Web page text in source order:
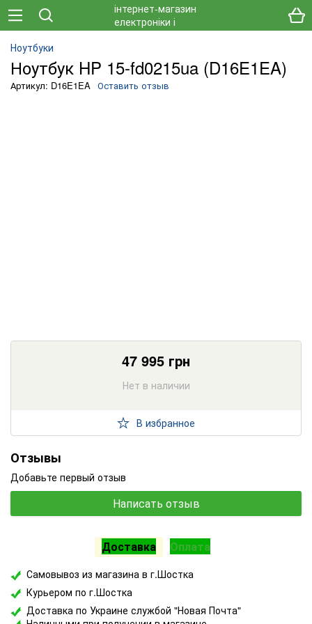
Ноутбуки
Ноутбук HP 15-fd0215ua (D16E1EA)
Артикул: D16E1EA Оставить отзыв
47 995 грн
Нет в наличии
В избранное
Отзывы
Добавьте первый отзыв
Написать отзыв
Доставка Оплата
Самовывоз из магазина в г.Шостка
Курьером по г.Шостка
Доставка по Украине службой "Новая Почта"